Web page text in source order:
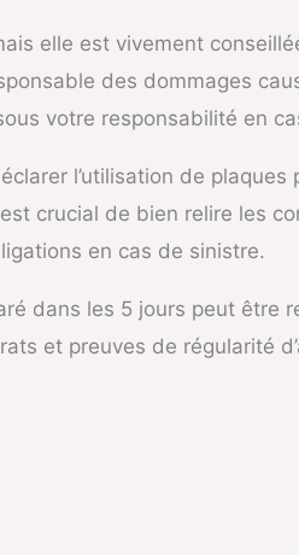
elle est vivement
des dommages
votre responsabilité en
l’utilisation de plaques
crucial de bien relire les
en cas de sinistre.
dans les 5 jours peut être
et preuves de régularité